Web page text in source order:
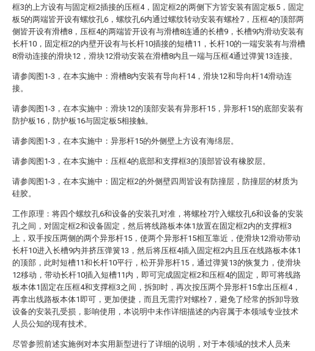
框3的上方设有与固定框2插接的压框4，固定框2的两侧下方皆安装有固定板5，固定
板5的两端皆开设有螺纹孔6，螺纹孔6内通过螺纹转动安装有螺栓7，压框4的顶部两
侧皆开设有滑槽8，压框4的两端皆开设有与滑槽8连通的长槽9，长槽9内滑动安装有
长杆10，固定框2的内壁开设有与长杆10插接的短槽11，长杆10的一端安装有与滑槽
8滑动连接的滑块12，滑块12滑动安装在滑槽8内且一端与压框4通过弹簧13连接。
请参阅图1-3，在本实施中：滑槽8内安装有导向杆14，滑块12和导向杆14滑动连
接。
请参阅图1-3，在本实施中：滑块12的顶部安装有异形杆15，异形杆15的底部安装有
防护板16，防护板16与固定板5相接触。
请参阅图1-3，在本实施中：异形杆15的外侧壁上方设有海绵层。
请参阅图1-3，在本实施中：压框4的底部和支撑框3的顶部皆设有橡胶层。
请参阅图1-3，在本实施中：固定框2的外侧壁四周皆设有防撞层，防撞层的材质为
硅胶。
工作原理：将四个螺纹孔6和设备的安装孔对准，将螺栓7拧入螺纹孔6和设备的安装
孔之间，对固定框2和设备固定，然后将线路板本体1放置在固定框2内的支撑框3
上，双手按压两侧的两个异形杆15，使两个异形杆15相互靠近，使滑块12滑动带动
长杆10进入长槽9内并挤压弹簧13，然后将压框4插入固定框2内且压在线路板本体1
的顶部，此时短槽11和长杆10平行，松开异形杆15，通过弹簧13的恢复力，使滑块
12移动，带动长杆10插入短槽11内，即可完成固定框2和压框4的固定，即可将线路
板本体1固定在压框4和支撑框3之间，拆卸时，再次按压两个异形杆15拿出压框4，
再拿出线路板本体1即可，更加便捷，而且无需拧对螺栓7，避免了经常的拆卸导致
设备的安装孔受损，影响使用，本说明中未作详细描述的内容属于本领域专业技术
人员公知的现有技术。
尽管参照前述实施例对本实用新型进行了详细的说明，对于本领域的技术人员来